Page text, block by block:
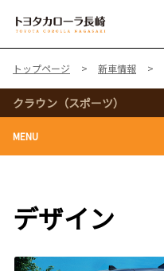
トップページ 新車情報
クラウン（スポーツ）
MENU
デザイン